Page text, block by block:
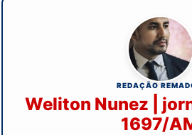
REDAÇÃO
Weliton Nunez |
1697/